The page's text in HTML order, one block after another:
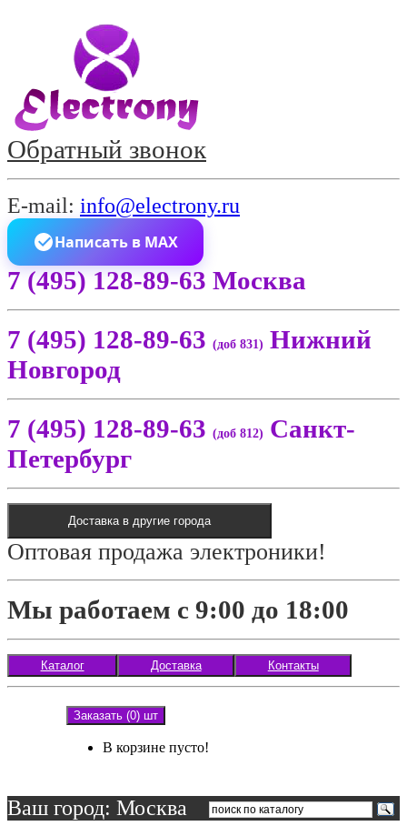
Обратный звонок
E-mail: info@electrony.ru
Написать в MAX
7 (495) 128-89-63 Москва
7 (495) 128-89-63 (доб 831) Нижний
Новгород
7 (495) 128-89-63 (доб 812) Санкт-
Петербург
Доставка в другие города
Оптовая продажа электроники!
Мы работаем с 9:00 до 18:00
Каталог Доставка Контакты
Заказать (0) шт
В корзине пусто!
Ваш город: Москва